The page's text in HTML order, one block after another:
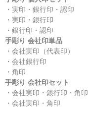
・実印・銀行印・認印
・実印・銀行印
・銀行印・認印
手彫り 会社印単品
・会社実印（代表印）
・会社銀行印
・角印
手彫り 会社印セット
・会社実印・銀行印・角印
・会社実印・角印